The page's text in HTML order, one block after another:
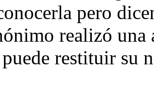
pero
realizó
restituir su